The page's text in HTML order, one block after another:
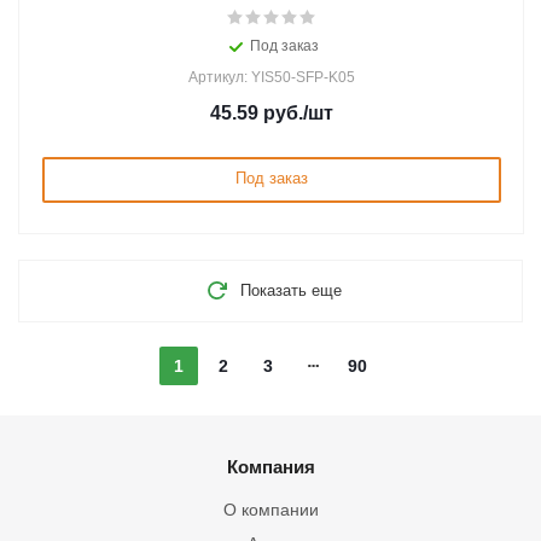
Под заказ
Артикул: YIS50-SFP-K05
45.59 руб./шт
Под заказ
Показать еще
1 2 3 90
Компания
О компании